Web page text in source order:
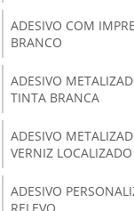
ADESIVO COM
BRANCO
ADESIVO
TINTA BRANCA
ADESIVO
VERNIZ LOCALIZADO
ADESIVO